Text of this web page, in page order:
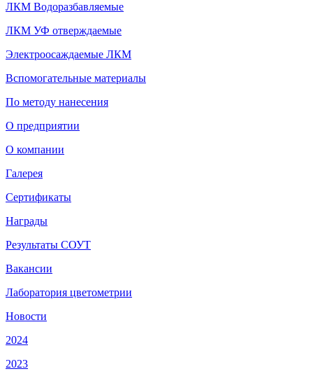
ЛКМ Водоразбавляемые
ЛКМ УФ отверждаемые
Электроосаждаемые ЛКМ
Вспомогательные материалы
По методу нанесения
О предприятии
О компании
Галерея
Сертификаты
Награды
Результаты СОУТ
Вакансии
Лаборатория цветометрии
Новости
2024
2023